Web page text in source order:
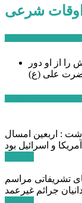
اوقات شرعی
را از او دور
علی (ع)
: اربعین امسال
تشریفاتی مراسم
جرائم غیرعمد